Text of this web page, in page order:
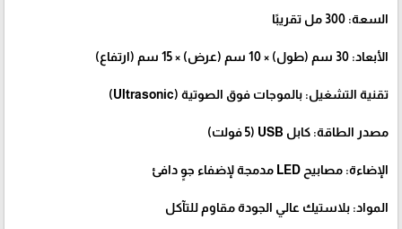
السعة: 300 مل تقريبًا
الأبعاد: 30 سم (طول) × 10 سم (عرض) × 15 سم (ارتفاع)
تقنية التشغيل: بالموجات فوق الصوتية (Ultrasonic)
مصدر الطاقة: كابل USB (5 فولت)
الإضاءة: مصابيح LED مدمجة لإضفاء جوٍ دافئ
المواد: بلاستيك عالي الجودة مقاوم للتآكل